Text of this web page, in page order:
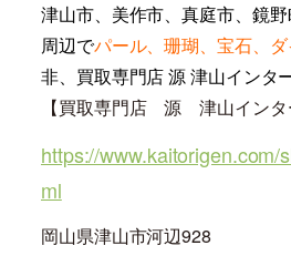
津山市、美作市、真庭市、鏡
周辺でパール、珊瑚、宝石、
非、買取専門店 源 津山インタ
【買取専門店 源 津山インタ
https://www.kaitorigen.com/
ml
岡山県津山市河辺928